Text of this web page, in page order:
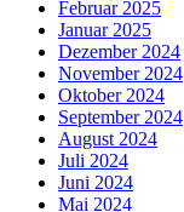
Februar 2025
Januar 2025
Dezember 2024
November 2024
Oktober 2024
September 2024
August 2024
Juli 2024
Juni 2024
Mai 2024